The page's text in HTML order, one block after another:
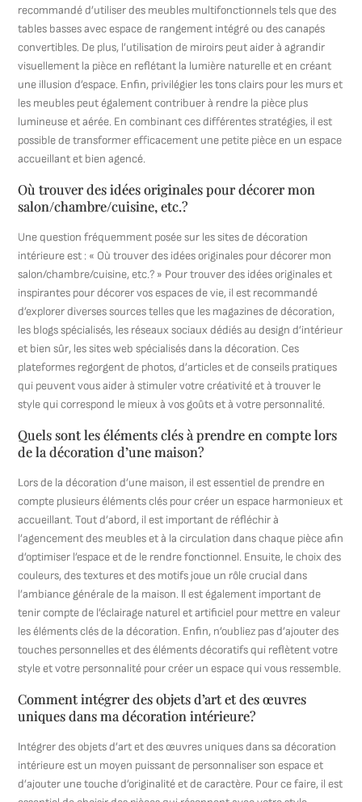
recommandé d’utiliser des meubles multifonctionnels tels que des
tables basses avec espace de rangement intégré ou des canapés
convertibles. De plus, l’utilisation de miroirs peut aider à agrandir
visuellement la pièce en reflétant la lumière naturelle et en créant
une illusion d’espace. Enfin, privilégier les tons clairs pour les murs et
les meubles peut également contribuer à rendre la pièce plus
lumineuse et aérée. En combinant ces différentes stratégies, il est
possible de transformer efficacement une petite pièce en un espace
accueillant et bien agencé.
Où trouver des idées originales pour décorer mon
salon/chambre/cuisine, etc.?
Une question fréquemment posée sur les sites de décoration
intérieure est : « Où trouver des idées originales pour décorer mon
salon/chambre/cuisine, etc.? » Pour trouver des idées originales et
inspirantes pour décorer vos espaces de vie, il est recommandé
d’explorer diverses sources telles que les magazines de décoration,
les blogs spécialisés, les réseaux sociaux dédiés au design d’intérieur
et bien sûr, les sites web spécialisés dans la décoration. Ces
plateformes regorgent de photos, d’articles et de conseils pratiques
qui peuvent vous aider à stimuler votre créativité et à trouver le
style qui correspond le mieux à vos goûts et à votre personnalité.
Quels sont les éléments clés à prendre en compte lors
de la décoration d’une maison?
Lors de la décoration d’une maison, il est essentiel de prendre en
compte plusieurs éléments clés pour créer un espace harmonieux et
accueillant. Tout d’abord, il est important de réfléchir à
l’agencement des meubles et à la circulation dans chaque pièce afin
d’optimiser l’espace et de le rendre fonctionnel. Ensuite, le choix des
couleurs, des textures et des motifs joue un rôle crucial dans
l’ambiance générale de la maison. Il est également important de
tenir compte de l’éclairage naturel et artificiel pour mettre en valeur
les éléments clés de la décoration. Enfin, n’oubliez pas d’ajouter des
touches personnelles et des éléments décoratifs qui reflètent votre
style et votre personnalité pour créer un espace qui vous ressemble.
Comment intégrer des objets d’art et des œuvres
uniques dans ma décoration intérieure?
Intégrer des objets d’art et des œuvres uniques dans sa décoration
intérieure est un moyen puissant de personnaliser son espace et
d’ajouter une touche d’originalité et de caractère. Pour ce faire, il est